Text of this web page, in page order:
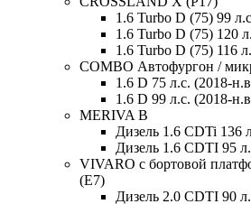
1.6 Turbo D (75) 99
1.6 Turbo D (75) 120
1.6 Turbo D (75) 116
COMBO Автофургон /
1.6 D 75 л.с. (2018-
1.6 D 99 л.с. (2018-
MERIVA B
Дизель 1.6 CDTi 136
Дизель 1.6 CDTI 95
VIVARO c бортовой
(E7)
Дизель 2.0 CDTI 90